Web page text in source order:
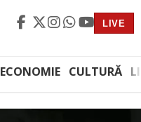
LIVE
ECONOMIE CULTURĂ